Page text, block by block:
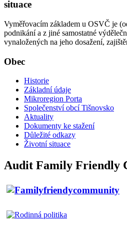
situace
Vyměřovacím základem u OSVČ je
podnikání a z jiné samostatné
vynaložených na jeho dosažení,
Obec
Historie
Základní údaje
Mikroregion Porta
Společenství obcí Tišnovsko
Aktuality
Dokumenty ke stažení
Důležité odkazy
Životní situace
Audit Family Friendly